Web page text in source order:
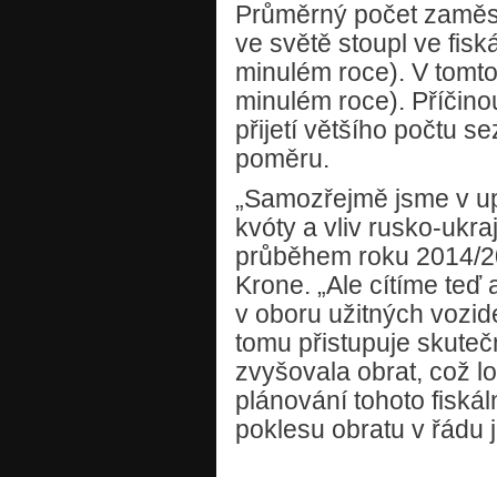
Průměrný počet
ve světě stoupl ve
minulém roce). V
minulém roce).
přijetí většího počtu
poměru.
„Samozřejmě jsme v
kvóty a vliv rusko-
průběhem roku 2014/
Krone. „Ale cítíme
v oboru užitných
tomu přistupuje
zvyšovala obrat, což
plánování tohoto
poklesu obratu v řádu